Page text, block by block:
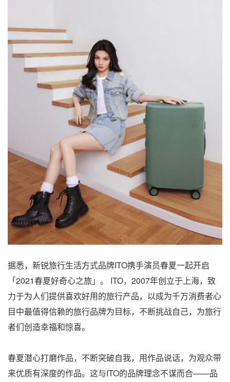
据悉，新锐旅行生活方式品牌ITO携手演员春夏一起开启
「2021春夏好奇心之旅」。 ITO，2007年创立于上海，致
力于为人们提供喜欢好用的旅行产品，以成为千万消费者心
目中最值得信赖的旅行品牌为目标，不断挑战自己，为旅行
者们创造幸福和惊喜。
春夏潜心打磨作品，不断突破自我，用作品说话，为观众带
来优质有深度的作品。这与ITO的品牌理念不谋而合——品